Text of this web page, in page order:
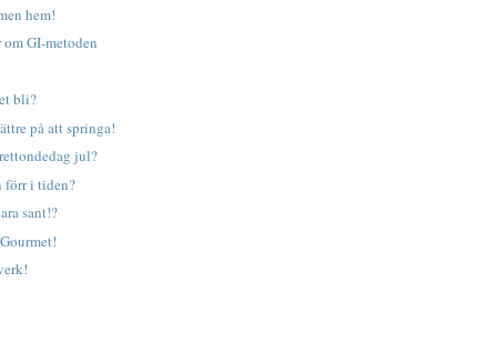
hem!
om GI-metoden
bli?
på att springa!
jul?
förr i tiden?
sant!?